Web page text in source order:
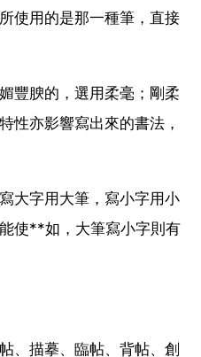
使用的是那一種筆，直接
豐腴的，選用柔毫；剛柔
性亦影響寫出來的書法，
大字用大筆，寫小字用小
使**如，大筆寫小字則有
、描摹、臨帖、背帖、創